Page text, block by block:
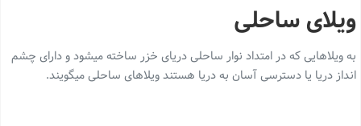
ویلای ساحلی
به ویلاهایی که در امتداد نوار ساحلی دریای خزر ساخته میشود و دارای چشم
انداز دریا یا دسترسی آسان به دریا هستند ویلاهای ساحلی میگویند.